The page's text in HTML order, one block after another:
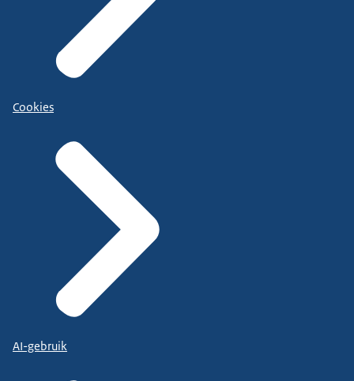
Cookies
AI-gebruik